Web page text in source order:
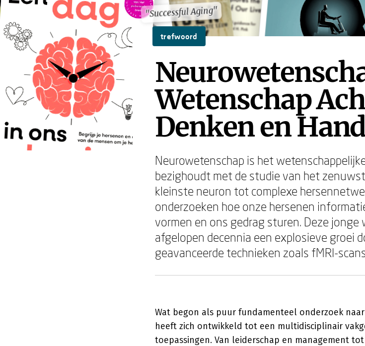
"Successful Aging"
"Successful Aging"
trefwoord
Wetenschap
Denken en
Neurowetenschap is het
bezighoudt met de studie van het
kleinste neuron tot complexe
onderzoeken hoe onze hersenen
vormen en ons gedrag sturen. Deze
afgelopen decennia een explosieve groei
geavanceerde technieken zoals fMRI-
Wat begon als puur fundamenteel onderzoek
heeft zich ontwikkeld tot een multidisciplinair
toepassingen. Van leiderschap en management